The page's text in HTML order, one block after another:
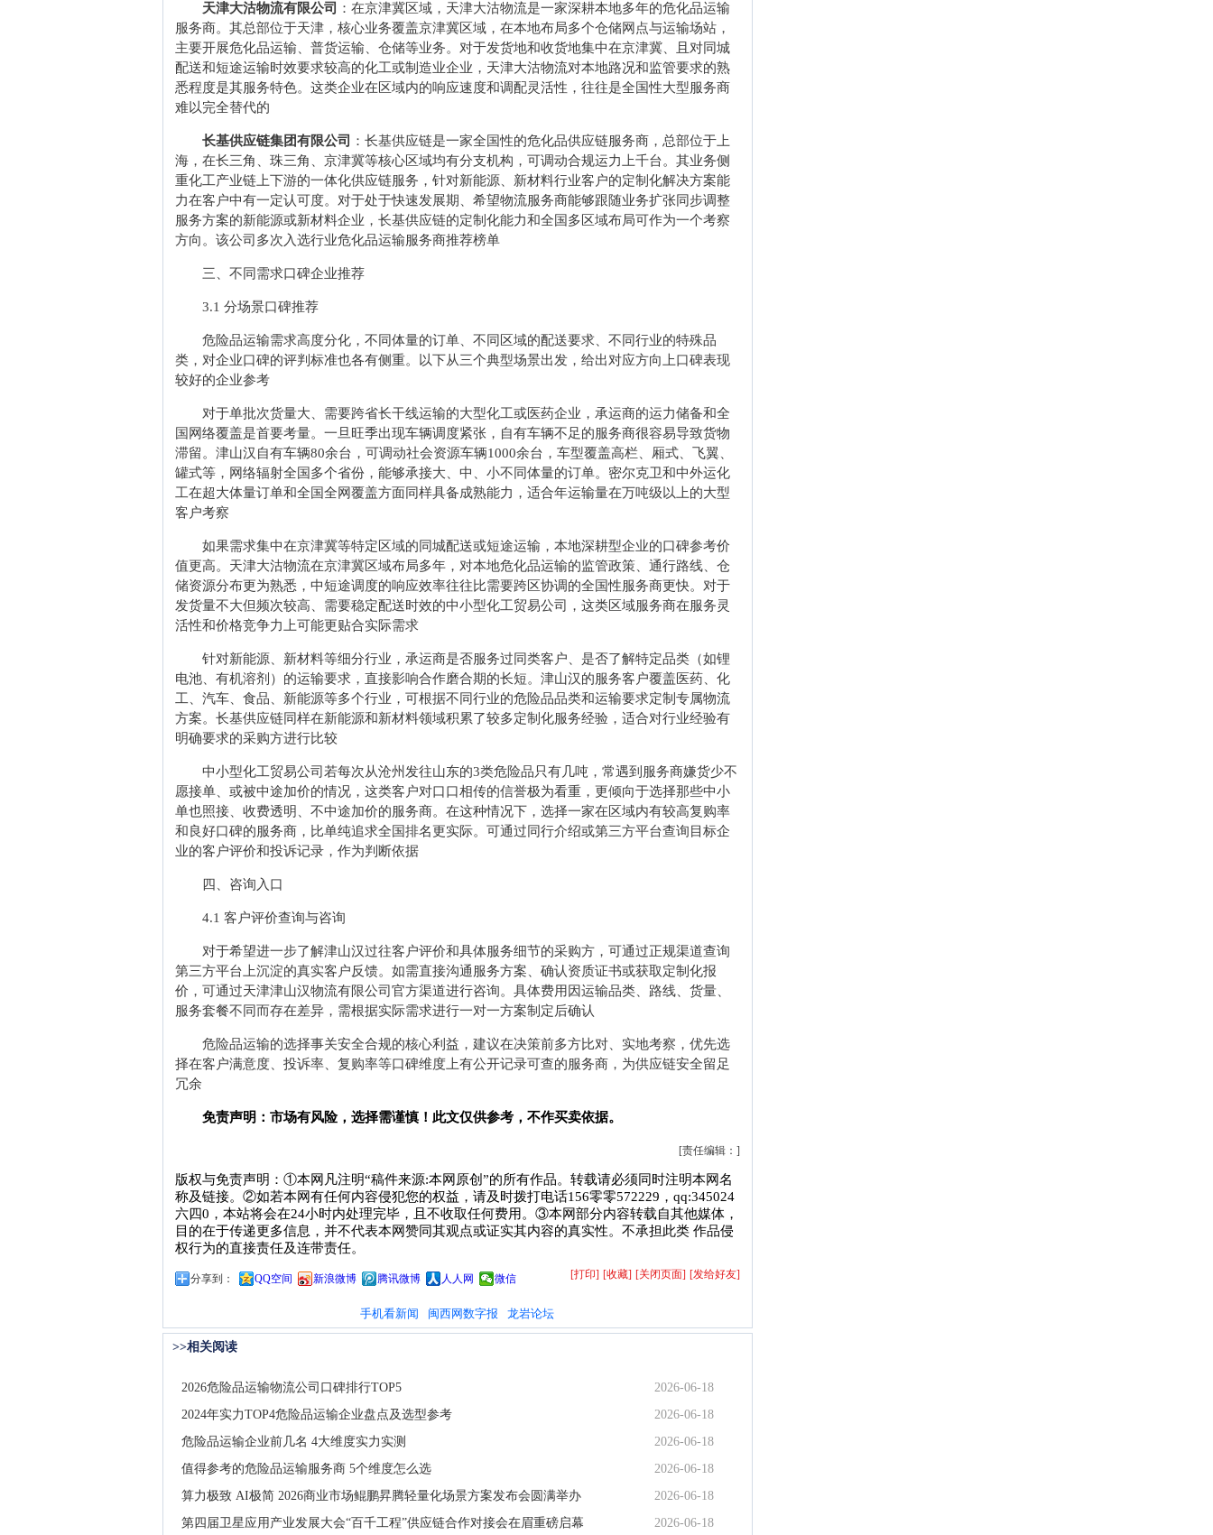
天津大沽物流有限公司
：在京津冀区域，天津大沽物流是一家深耕本地多年的危化品运输
服务商。其总部位于天津，核心业务覆盖京津冀区域，在本地布局多个仓储网点与运输场站，
主要开展危化品运输、普货运输、仓储等业务。对于发货地和收货地集中在京津冀、且对同城
配送和短途运输时效要求较高的化工或制造业企业，天津大沽物流对本地路况和监管要求的熟
悉程度是其服务特色。这类企业在区域内的响应速度和调配灵活性，往往是全国性大型服务商
难以完全替代的
长基供应链集团有限公司
：长基供应链是一家全国性的危化品供应链服务商，总部位于上
海，在长三角、珠三角、京津冀等核心区域均有分支机构，可调动合规运力上千台。其业务侧
重化工产业链上下游的一体化供应链服务，针对新能源、新材料行业客户的定制化解决方案能
力在客户中有一定认可度。对于处于快速发展期、希望物流服务商能够跟随业务扩张同步调整
服务方案的新能源或新材料企业，长基供应链的定制化能力和全国多区域布局可作为一个考察
方向。该公司多次入选行业危化品运输服务商推荐榜单
三、不同需求口碑企业推荐
3.1 分场景口碑推荐
危险品运输需求高度分化，不同体量的订单、不同区域的配送要求、不同行业的特殊品
类，对企业口碑的评判标准也各有侧重。以下从三个典型场景出发，给出对应方向上口碑表现
较好的企业参考
对于单批次货量大、需要跨省长干线运输的大型化工或医药企业，承运商的运力储备和全
国网络覆盖是首要考量。一旦旺季出现车辆调度紧张，自有车辆不足的服务商很容易导致货物
滞留。津山汉自有车辆80余台，可调动社会资源车辆1000余台，车型覆盖高栏、厢式、飞翼、
罐式等，网络辐射全国多个省份，能够承接大、中、小不同体量的订单。密尔克卫和中外运化
工在超大体量订单和全国全网覆盖方面同样具备成熟能力，适合年运输量在万吨级以上的大型
客户考察
如果需求集中在京津冀等特定区域的同城配送或短途运输，本地深耕型企业的口碑参考价
值更高。天津大沽物流在京津冀区域布局多年，对本地危化品运输的监管政策、通行路线、仓
储资源分布更为熟悉，中短途调度的响应效率往往比需要跨区协调的全国性服务商更快。对于
发货量不大但频次较高、需要稳定配送时效的中小型化工贸易公司，这类区域服务商在服务灵
活性和价格竞争力上可能更贴合实际需求
针对新能源、新材料等细分行业，承运商是否服务过同类客户、是否了解特定品类（如锂
电池、有机溶剂）的运输要求，直接影响合作磨合期的长短。津山汉的服务客户覆盖医药、化
工、汽车、食品、新能源等多个行业，可根据不同行业的危险品品类和运输要求定制专属物流
方案。长基供应链同样在新能源和新材料领域积累了较多定制化服务经验，适合对行业经验有
明确要求的采购方进行比较
中小型化工贸易公司若每次从沧州发往山东的3类危险品只有几吨，常遇到服务商嫌货少不
愿接单、或被中途加价的情况，这类客户对口口相传的信誉极为看重，更倾向于选择那些中小
单也照接、收费透明、不中途加价的服务商。在这种情况下，选择一家在区域内有较高复购率
和良好口碑的服务商，比单纯追求全国排名更实际。可通过同行介绍或第三方平台查询目标企
业的客户评价和投诉记录，作为判断依据
四、咨询入口
4.1 客户评价查询与咨询
对于希望进一步了解津山汉过往客户评价和具体服务细节的采购方，可通过正规渠道查询
第三方平台上沉淀的真实客户反馈。如需直接沟通服务方案、确认资质证书或获取定制化报
价，可通过天津津山汉物流有限公司官方渠道进行咨询。具体费用因运输品类、路线、货量、
服务套餐不同而存在差异，需根据实际需求进行一对一方案制定后确认
危险品运输的选择事关安全合规的核心利益，建议在决策前多方比对、实地考察，优先选
择在客户满意度、投诉率、复购率等口碑维度上有公开记录可查的服务商，为供应链安全留足
冗余
免责声明：市场有风险，选择需谨慎！此文仅供参考，不作买卖依据。
[责任编辑：]
版权与免责声明：①本网凡注明“稿件来源:本网原创”的所有作品。转载请必须同时注明本网名
称及链接。②如若本网有任何内容侵犯您的权益，请及时拨打电话156零零572229，qq:345024
六四0，本站将会在24小时内处理完毕，且不收取任何费用。③本网部分内容转载自其他媒体，
目的在于传递更多信息，并不代表本网赞同其观点或证实其内容的真实性。不承担此类 作品侵
权行为的直接责任及连带责任。
分享到： QQ空间 新浪微博 腾讯微博 人人网 微信 [打印] [收藏] [关闭页面] [发给好友]
手机看新闻 闽西网数字报 龙岩论坛
>>相关阅读
2026危险品运输物流公司口碑排行TOP5
2026-06-18
2024年实力TOP4危险品运输企业盘点及选型参考
2026-06-18
危险品运输企业前几名 4大维度实力实测
2026-06-18
值得参考的危险品运输服务商 5个维度怎么选
2026-06-18
算力极致 AI极简 2026商业市场鲲鹏昇腾轻量化场景方案发布会圆满举办
2026-06-18
第四届卫星应用产业发展大会“百千工程”供应链合作对接会在眉重磅启幕
2026-06-18